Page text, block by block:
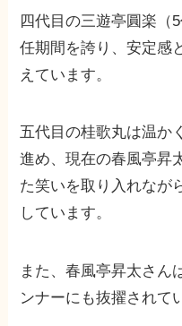
四代目の三遊亭圓楽（
任期間を誇り、安定感
えています。
五代目の桂歌丸は温か
進め、現在の春風亭昇
た笑いを取り入れなが
しています。
また、春風亭昇太さん
ンナーにも抜擢されて